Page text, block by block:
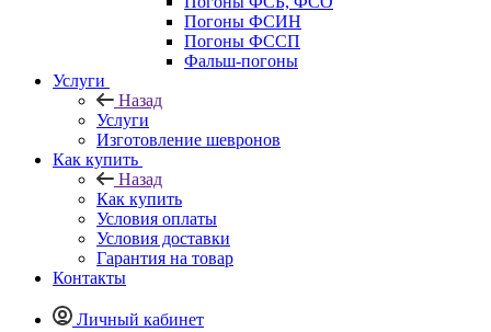
Погоны ФСИН
Погоны ФССП
Фальш-погоны
Услуги
Назад
Услуги
Изготовление шевронов
Как купить
Назад
Как купить
Условия оплаты
Условия доставки
Гарантия на товар
Контакты
Личный кабинет